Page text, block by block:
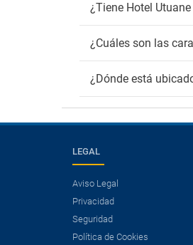
¿Tiene Hotel
¿Cuáles son las
¿Dónde está
LEGAL
Aviso Legal
Privacidad
Seguridad
Política de Cookies